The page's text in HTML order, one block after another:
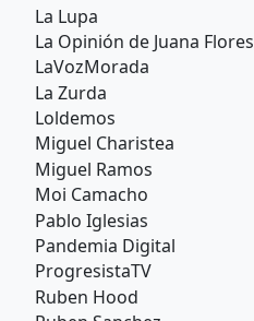
La Lupa
La Opinión de Juana Flores
LaVozMorada
La Zurda
Loldemos
Miguel Charistea
Miguel Ramos
Moi Camacho
Pablo Iglesias
Pandemia Digital
ProgresistaTV
Ruben Hood